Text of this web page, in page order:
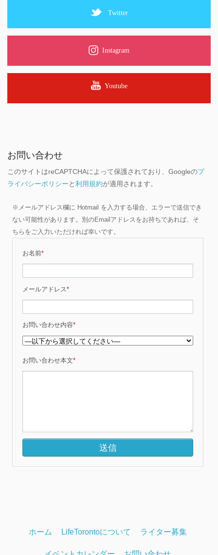
Twitter
Instagram
Youtube
お問い合わせ
このサイトはreCAPTCHAによって保護されており、Googleのプ
ライバシーポリシーと利用規約が適用されます。
※メールアドレス欄に Hotmail を入力する場合、エラーで送信でき
ない可能性があります。別のEmailアドレスをお持ちであれば、そ
ちらをご入力いただければ幸いです。
お名前*
メールアドレス*
お問い合わせ内容*
お問い合わせ本文*
ホーム LifeTorontoについて ライター募集